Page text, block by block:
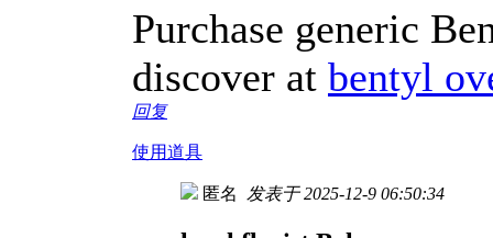
Purchase generic
discover at bentyl
回复
使用道具
匿名 发表于 2025-12-9 06:50:34